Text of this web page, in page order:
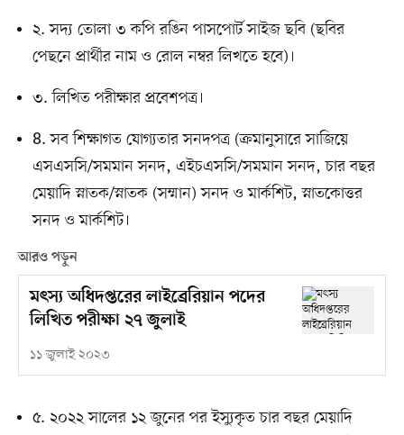
২. সদ্য তোলা ৩ কপি রঙিন পাসপোর্ট সাইজ ছবি (ছবির
পেছনে প্রার্থীর নাম ও রোল নম্বর লিখতে হবে)।
৩. লিখিত পরীক্ষার প্রবেশপত্র।
8. সব শিক্ষাগত যোগ্যতার সনদপত্র (ক্রমানুসারে সাজিয়ে
এসএসসি/সমমান সনদ, এইচএসসি/সমমান সনদ, চার বছর
মেয়াদি স্নাতক/স্নাতক (সম্মান) সনদ ও মার্কশিট, স্নাতকোত্তর
সনদ ও মার্কশিট।
আরও পড়ুন
মৎস্য অধিদপ্তরের লাইব্রেরিয়ান পদের
লিখিত পরীক্ষা ২৭ জুলাই
১১ জুলাই ২০২৩
৫. ২০২২ সালের ১২ জুনের পর ইস্যুকৃত চার বছর মেয়াদি